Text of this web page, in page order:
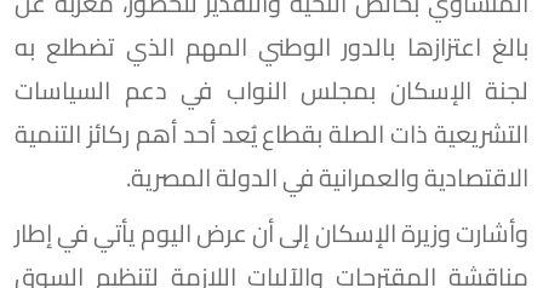
بالغ اعتزازها بالدور الوطني المهم الذي تضطلع به
لجنة الإسكان بمجلس النواب في دعم السياسات
التشريعية ذات الصلة بقطاع يُعد أحد أهم ركائز التنمية
الاقتصادية والعمرانية في الدولة المصرية.
وأشارت وزيرة الإسكان إلى أن عرض اليوم يأتي في إطار
مناقشة المقترحات والآليات اللازمة لتنظيم السوق